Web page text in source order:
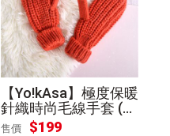
【Yo!kAsa】極度保暖
針織時尚毛線手套 (橘
色)
售價 $199